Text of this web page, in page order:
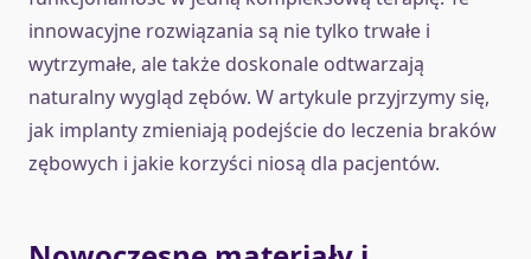
innowacyjne rozwiązania są nie tylko trwałe i
wytrzymałe, ale także doskonale odtwarzają
naturalny wygląd zębów. W artykule przyjrzymy się,
jak implanty zmieniają podejście do leczenia braków
zębowych i jakie korzyści niosą dla pacjentów.